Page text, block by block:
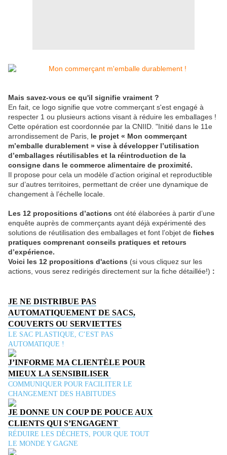
Mais savez-vous ce qu'il signifie vraiment ?
En fait, ce logo signifie que votre commerçant s'est engagé à
respecter 1 ou plusieurs actions visant à réduire les emballages !
Cette opération est coordonnée par la CNIID. "Initié dans le 11e
arrondissement de Paris, le projet « Mon commerçant
m’emballe durablement » vise à développer l’utilisation
d’emballages réutilisables et la réintroduction de la
consigne dans le commerce alimentaire de proximité.
Il propose pour cela un modèle d’action original et reproductible
sur d’autres territoires, permettant de créer une dynamique de
changement à l’échelle locale.
Les 12 propositions d’actions ont été élaborées à partir d’une
enquête auprès de commerçants ayant déjà expérimenté des
solutions de réutilisation des emballages et font l’objet de fiches
pratiques comprenant conseils pratiques et retours
d’expérience.
Voici les 12 propositions d'actions (si vous cliquez sur les
actions, vous serez redirigés directement sur la fiche détaillée!) :
JE NE DISTRIBUE PAS
AUTOMATIQUEMENT DE SACS,
COUVERTS OU SERVIETTES
LE SAC PLASTIQUE, C’EST PAS
AUTOMATIQUE !
J’INFORME MA CLIENTÈLE POUR
MIEUX LA SENSIBILISER
COMMUNIQUER POUR FACILITER LE
CHANGEMENT DES HABITUDES
JE DONNE UN COUP DE POUCE AUX
CLIENTS QUI S’ENGAGENT
RÉDUIRE LES DÉCHETS, POUR QUE TOUT
LE MONDE Y GAGNE